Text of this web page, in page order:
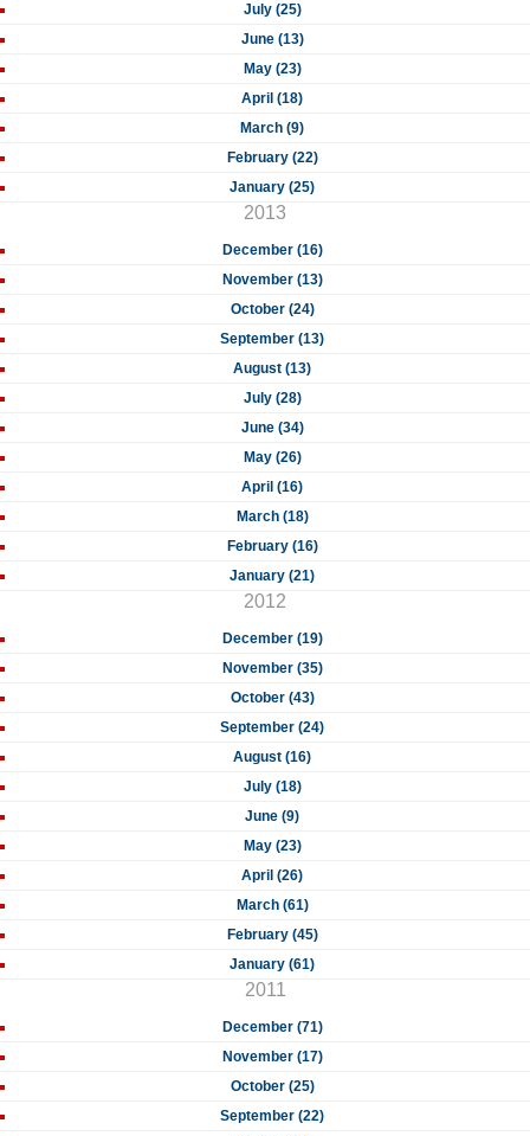
July (25)
June (13)
May (23)
April (18)
March (9)
February (22)
January (25)
2013
December (16)
November (13)
October (24)
September (13)
August (13)
July (28)
June (34)
May (26)
April (16)
March (18)
February (16)
January (21)
2012
December (19)
November (35)
October (43)
September (24)
August (16)
July (18)
June (9)
May (23)
April (26)
March (61)
February (45)
January (61)
2011
December (71)
November (17)
October (25)
September (22)